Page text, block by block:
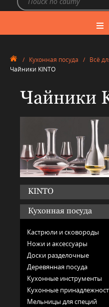
/ Кухонная посуда / Всё
Чайники KINTO
Чайники
KINTO
Кухонная посуда
Кастрюли и сковороды
Ножи и аксессуары
Доски разделочные
Деревянная посуда
Кухонные инструменты
Кухонные
Мельницы для специй